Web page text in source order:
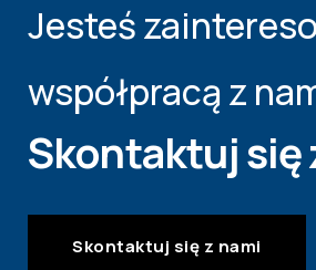
Jesteś
współpracą z
Skontaktuj się
Skontaktuj się z nami